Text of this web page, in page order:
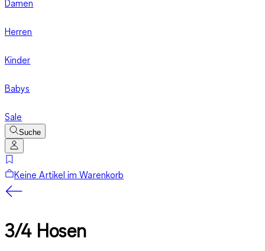
Damen
Herren
Kinder
Babys
Sale
Suche
Keine Artikel im Warenkorb
3/4 Hosen